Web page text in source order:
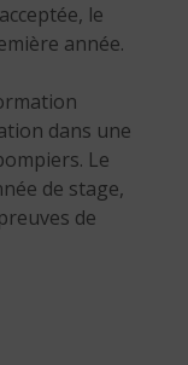
le
année.
dans une
Le
de stage,
de